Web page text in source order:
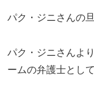
パク・ジニさんの
パク・ジニさんよ
ームの弁護士とし